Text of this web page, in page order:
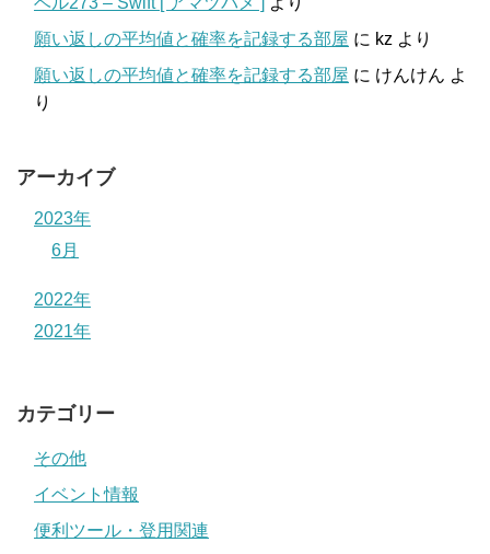
願い返しの平均値と確率を記録する部屋 に kz より
願い返しの平均値と確率を記録する部屋 に けんけん よ
り
アーカイブ
2023年
6月
2022年
2021年
カテゴリー
その他
イベント情報
便利ツール・登用関連